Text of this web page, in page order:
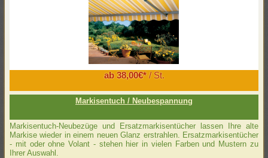
ab 38,00€*/ St.
Markisentuch / Neubespannung
Markisentuch-Neubezüge und Ersatzmarkisentücher lassen Ihre alte
Markise wieder in einem neuen Glanz erstrahlen. Ersatzmarkisentücher
- mit oder ohne Volant - stehen hier in vielen Farben und Mustern zu
Ihrer Auswahl.